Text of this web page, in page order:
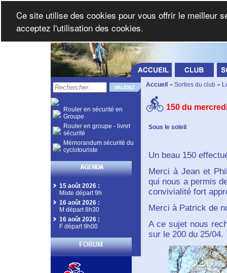
Rouler en sécurité en
Groupe
Rouler en groupe - livret
sécurité
Mémorandum sécurité du
cyclotouriste
15 août 2026 :
Mixte départ 9h
16 août 2026 :
M départ 8h30
16 août 2026 :
F départ 9h00
Accueil - Sorties du club -
150 du
Sous le soleil
Un beau 150
Merci à Jean et
qui nous a permis
convivialité fort
Merci à Patrick de
A ce sujet nous
sur le 200 du 25/04.
Ce site utilise des cookies pour vous offrir le meilleur
acceptez l'utilisation des cookies.